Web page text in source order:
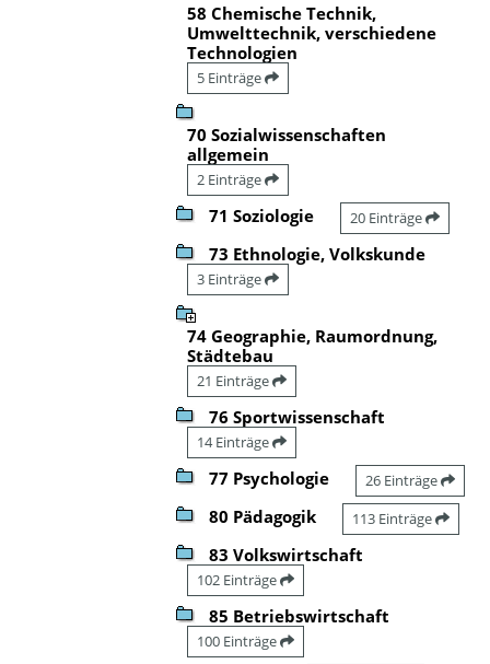
58 Chemische Technik,
Umwelttechnik, verschiedene
Technologien
5 Einträge
70 Sozialwissenschaften
allgemein
2 Einträge
71 Soziologie 20 Einträge
73 Ethnologie, Volkskunde
3 Einträge
74 Geographie, Raumordnung,
Städtebau
21 Einträge
76 Sportwissenschaft
14 Einträge
77 Psychologie 26 Einträge
80 Pädagogik 113 Einträge
83 Volkswirtschaft
102 Einträge
85 Betriebswirtschaft
100 Einträge